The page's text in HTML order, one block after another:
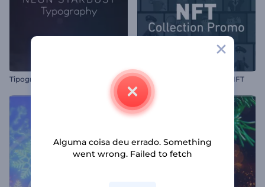
Tipografia de Poeira Estelar Neon Promoção de Coleção de NFT
Alguma coisa deu errado. Something
went wrong. Failed to fetch